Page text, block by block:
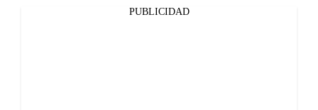
PUBLICIDAD